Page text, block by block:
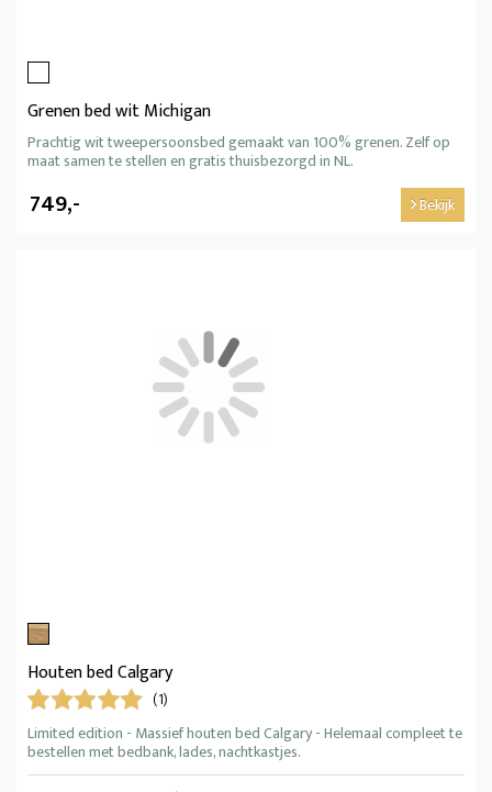
Grenen bed wit Michigan
Prachtig wit tweepersoonsbed gemaakt van 100% grenen. Zelf op
maat samen te stellen en gratis thuisbezorgd in NL.
749,- Bekijk
Houten bed Calgary
(1)
Limited edition - Massief houten bed Calgary - Helemaal compleet te
bestellen met bedbank, lades, nachtkastjes.